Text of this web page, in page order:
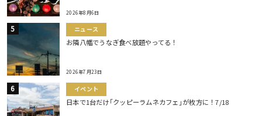
2026年8月6日
ニュース
お隣八幡でうなぎ食べ放題やってる！
2026年7月23日
イベント
日本で1台だけ｢クッピーラムネカフェ｣が枚方に！7/18